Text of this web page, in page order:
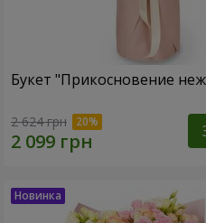
Букет "Прикосновение
2 624 грн